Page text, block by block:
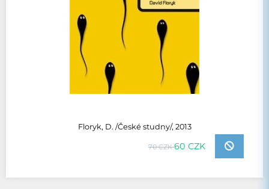
Floryk, D. /České studny/, 2013
70 CZK60 CZK